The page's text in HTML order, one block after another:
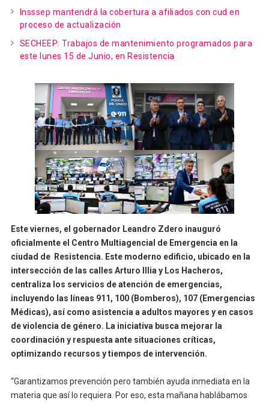
Insssep mantendrá la cobertura a afiliados con cud en
proceso de actualización
SECHEEP: Trabajos de mantenimiento programados para
este lunes 15 de Junio, en Resistencia
Este viernes, el gobernador Leandro Zdero inauguró
oficialmente el Centro Multiagencial de Emergencia en la
ciudad de Resistencia. Este moderno edificio, ubicado en la
intersección de las calles Arturo Illia y Los Hacheros,
centraliza los servicios de atención de emergencias,
incluyendo las líneas 911, 100 (Bomberos), 107 (Emergencias
Médicas), así como asistencia a adultos mayores y en casos
de violencia de género. La iniciativa busca mejorar la
coordinación y respuesta ante situaciones críticas,
optimizando recursos y tiempos de intervención.
“Garantizamos prevención pero también ayuda inmediata en la
materia que así lo requiera. Por eso, esta mañana hablábamos